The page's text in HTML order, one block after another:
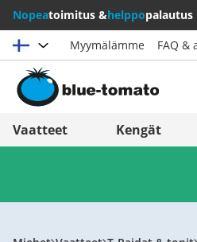
Nopeatoimitus &helppopalautus
Valitse maat
Österreich
Myymälämme FAQ &
Vaatteet Kengät